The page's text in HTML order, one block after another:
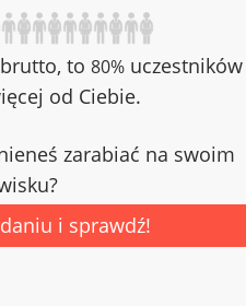
to 80% uczestników
od Ciebie.
zarabiać na swoim
i sprawdź!